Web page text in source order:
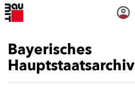
Bayerisches
Hauptstaatsarchiv